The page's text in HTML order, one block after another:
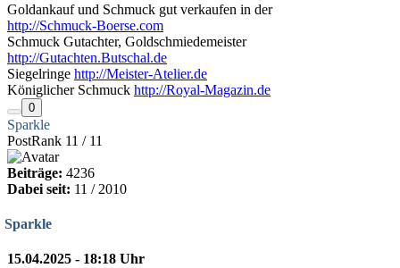
Goldankauf und Schmuck gut verkaufen in der
http://Schmuck-Boerse.com
Schmuck Gutachter, Goldschmiedemeister
http://Gutachten.Butschal.de
Siegelringe http://Meister-Atelier.de
Königlicher Schmuck http://Royal-Magazin.de
0
Sparkle
PostRank 11 / 11
Beiträge: 4236
Dabei seit: 11 / 2010
Sparkle
15.04.2025 - 18:18 Uhr